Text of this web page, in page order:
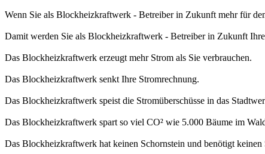
Wenn Sie als Blockheizkraftwerk - Betreiber in Zukunft mehr für
Damit werden Sie als Blockheizkraftwerk - Betreiber in Zukunft
Das Blockheizkraftwerk erzeugt mehr Strom als Sie verbrauchen.
Das Blockheizkraftwerk senkt Ihre Stromrechnung.
Das Blockheizkraftwerk speist die Stromüberschüsse in das
Das Blockheizkraftwerk spart so viel CO² wie 5.000 Bäume im
Das Blockheizkraftwerk hat keinen Schornstein und benötigt keinen